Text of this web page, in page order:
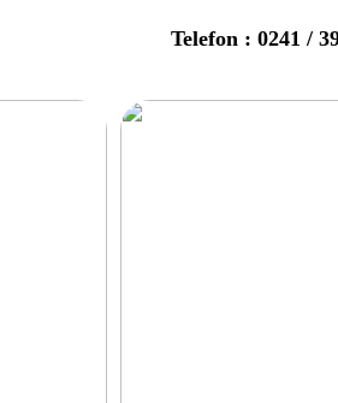
Telefon : 0241 /